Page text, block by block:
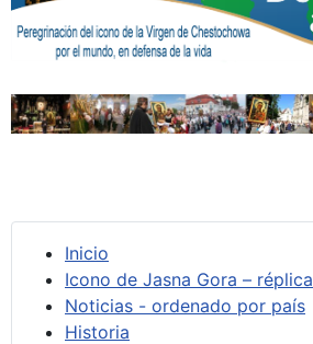
Inicio
Icono de Jasna Gora – réplica
Noticias - ordenado por país
Historia